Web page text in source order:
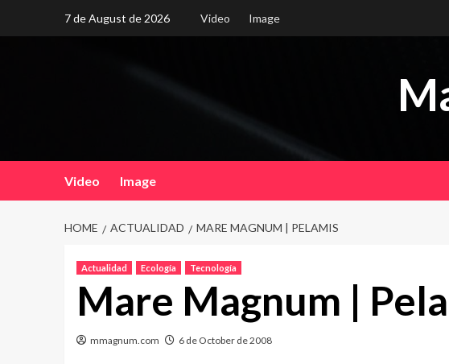
7 de August de 2026 Video Image
Video Image
HOME ACTUALIDAD MARE MAGNUM | PELAMIS
Actualidad Ecología Tecnología
Mare Magnum |
mmagnum.com 6 de October de 2008